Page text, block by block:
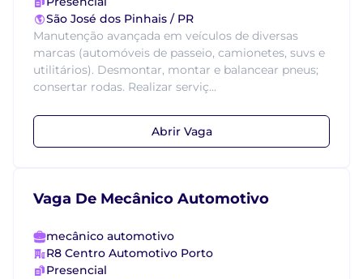
São José dos Pinhais / PR
Manutenção avançada em veículos de diversas
marcas (automóveis de passeio, camionetes, suvs e
utilitários). Desmontar, montar e balancear pneus;
consertar rodas. Realizar serviç...
Abrir Vaga
Vaga De Mecânico Automotivo
mecânico automotivo
R8 Centro Automotivo Porto
Presencial